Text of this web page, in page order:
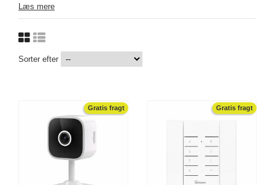
Læs mere
Sorter efter
Gratis fragt Gratis fragt